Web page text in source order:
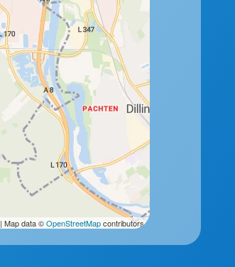
| Map data ©OpenStreetMapcontributors.